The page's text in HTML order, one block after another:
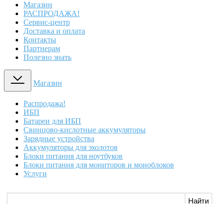
Магазин
РАСПРОДАЖА!
Сервис-центр
Доставка и оплата
Контакты
Партнерам
Полезно знать
Магазин
Распродажа!
ИБП
Батареи для ИБП
Свинцово-кислотные аккумуляторы
Зарядные устройства
Аккумуляторы для эхолотов
Блоки питания для ноутбуков
Блоки питания для мониторов и моноблоков
Услуги